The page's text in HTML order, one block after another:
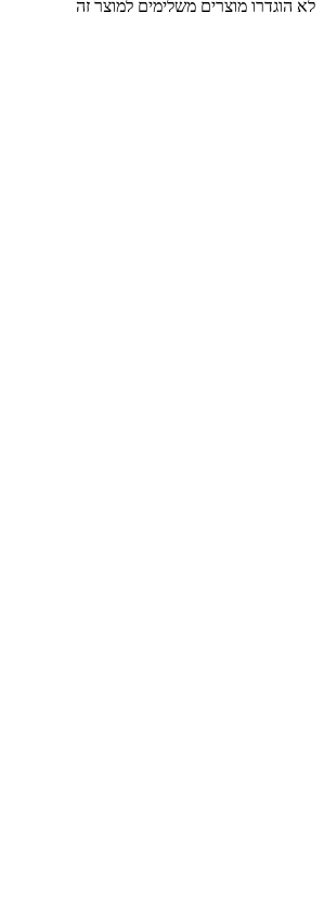
לא הוגדרו מוצרים משלימים למוצר זה